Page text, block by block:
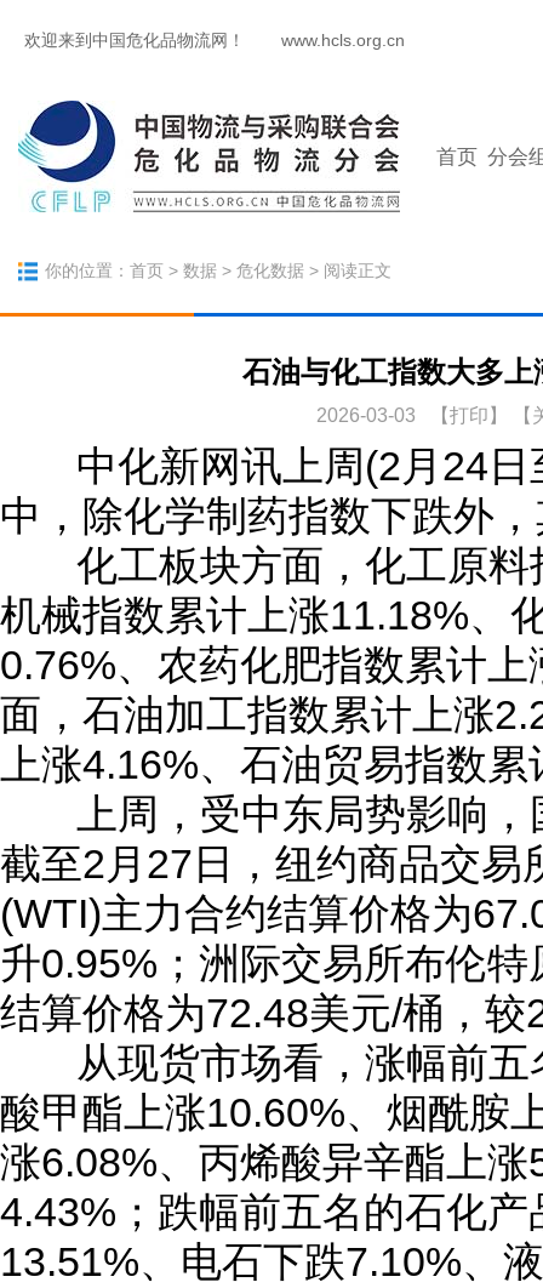
欢迎来到中国危化品物流网！ www.hcls.org.cn
首页 分会
你的位置： 首页 > 数据 > 危化数据 > 阅读正文
石油与化工指数大多
2026-03-03 【打印 】
中化新网讯上周(2月24
中，除化学制药指数下跌外
化工板块方面，化工原
机械指数累计上涨11.18%、
0.76%、农药化肥指数累计
面，石油加工指数累计上涨
上涨4.16%、石油贸易指数
上周，受中东局势影响
截至2月27日，纽约商品交易
(WTI)主力合约结算价格为
升0.95%；洲际交易所布伦
结算价格为72.48美元/桶，
从现货市场看，涨幅前
酸甲酯上涨10.60%、烟酰胺
涨6.08%、丙烯酸异辛酯上
4.43%；跌幅前五名的石化
13.51%、电石下跌7.10%、